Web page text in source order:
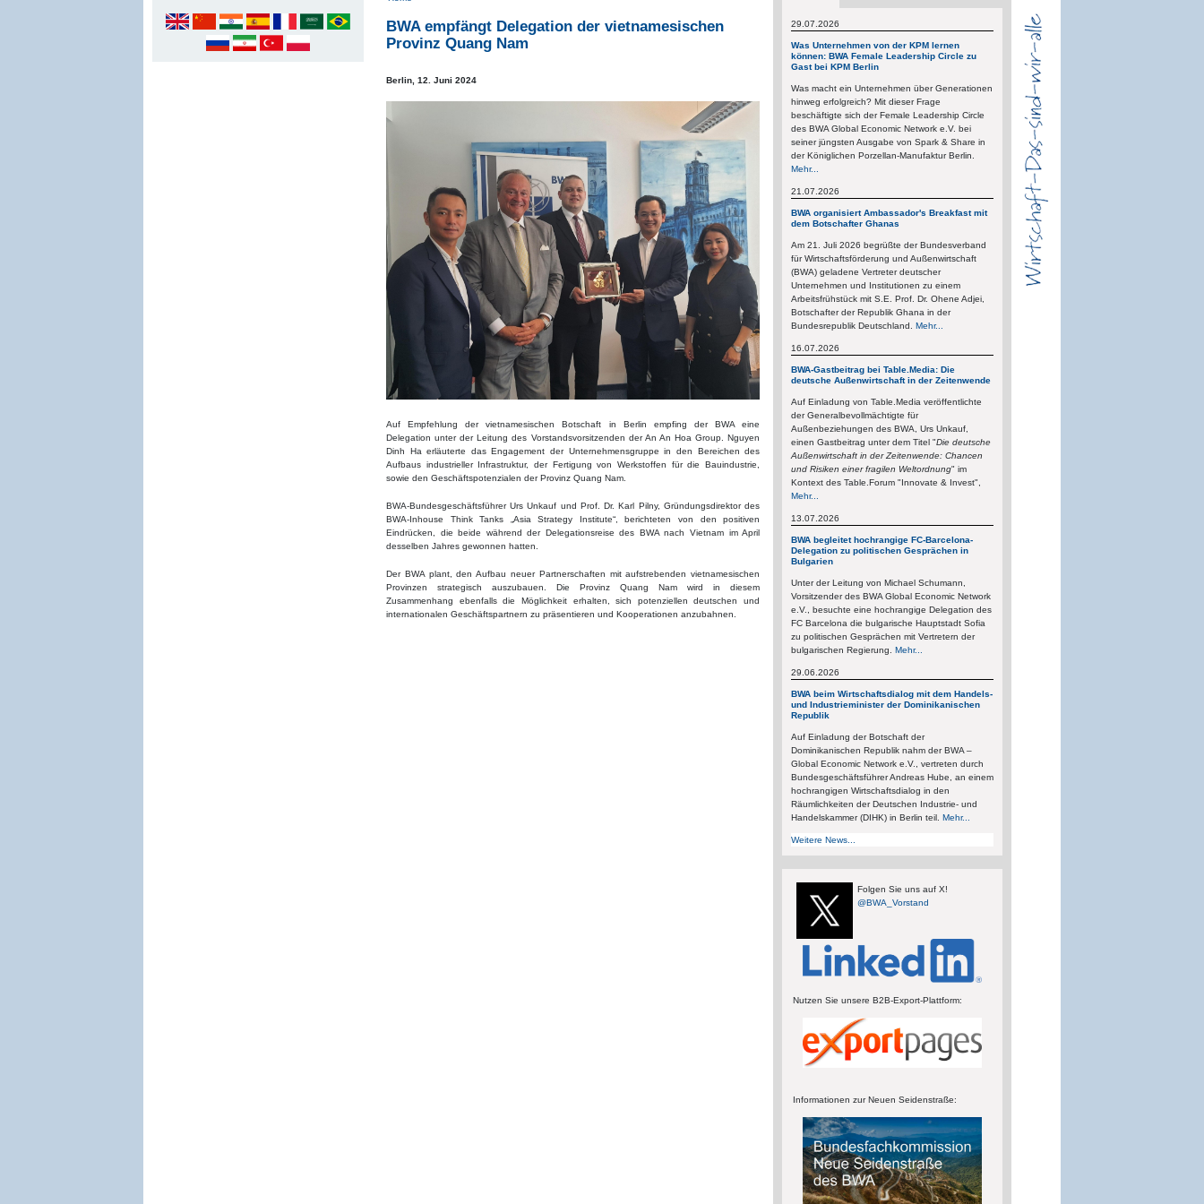
BWA empfängt Delegation der vietnamesischen
Provinz Quang Nam
Berlin, 12. Juni 2024
Auf Empfehlung der vietnamesischen Botschaft in Berlin empfing der BWA eine
Delegation unter der Leitung des Vorstandsvorsitzenden der An An Hoa Group. Nguyen
Dinh Ha erläuterte das Engagement der Unternehmensgruppe in den Bereichen des
Aufbaus industrieller Infrastruktur, der Fertigung von Werkstoffen für die Bauindustrie,
sowie den Geschäftspotenzialen der Provinz Quang Nam.
BWA-Bundesgeschäftsführer Urs Unkauf und Prof. Dr. Karl Pilny, Gründungsdirektor des
BWA-Inhouse Think Tanks „Asia Strategy Institute“, berichteten von den positiven
Eindrücken, die beide während der Delegationsreise des BWA nach Vietnam im April
desselben Jahres gewonnen hatten.
Der BWA plant, den Aufbau neuer Partnerschaften mit aufstrebenden vietnamesischen
Provinzen strategisch auszubauen. Die Provinz Quang Nam wird in diesem
Zusammenhang ebenfalls die Möglichkeit erhalten, sich potenziellen deutschen und
internationalen Geschäftspartnern zu präsentieren und Kooperationen anzubahnen.
29.07.2026
Was Unternehmen von der KPM lernen
können: BWA Female Leadership Circle zu
Gast bei KPM Berlin
Was macht ein Unternehmen über Generationen
hinweg erfolgreich? Mit dieser Frage
beschäftigte sich der Female Leadership Circle
des BWA Global Economic Network e.V. bei
seiner jüngsten Ausgabe von Spark & Share in
der Königlichen Porzellan-Manufaktur Berlin.
Mehr...
21.07.2026
BWA organisiert Ambassador's Breakfast mit
dem Botschafter Ghanas
Am 21. Juli 2026 begrüßte der Bundesverband
für Wirtschaftsförderung und Außenwirtschaft
(BWA) geladene Vertreter deutscher
Unternehmen und Institutionen zu einem
Arbeitsfrühstück mit S.E. Prof. Dr. Ohene Adjei,
Botschafter der Republik Ghana in der
Bundesrepublik Deutschland.Mehr...
16.07.2026
BWA-Gastbeitrag bei Table.Media: Die
deutsche Außenwirtschaft in der Zeitenwende
Auf Einladung von Table.Media veröffentlichte
der Generalbevollmächtigte für
Außenbeziehungen des BWA, Urs Unkauf,
einen Gastbeitrag unter dem Titel "Die deutsche
Außenwirtschaft in der Zeitenwende: Chancen
und Risiken einer fragilen Weltordnung" im
Kontext des Table.Forum "Innovate & Invest",
Mehr...
13.07.2026
BWA begleitet hochrangige FC-Barcelona-
Delegation zu politischen Gesprächen in
Bulgarien
Unter der Leitung von Michael Schumann,
Vorsitzender des BWA Global Economic Network
e.V., besuchte eine hochrangige Delegation des
FC Barcelona die bulgarische Hauptstadt Sofia
zu politischen Gesprächen mit Vertretern der
bulgarischen Regierung.Mehr...
29.06.2026
BWA beim Wirtschaftsdialog mit dem Handels-
und Industrieminister der Dominikanischen
Republik
Auf Einladung der Botschaft der
Dominikanischen Republik nahm der BWA –
Global Economic Network e.V., vertreten durch
Bundesgeschäftsführer Andreas Hube, an einem
hochrangigen Wirtschaftsdialog in den
Räumlichkeiten der Deutschen Industrie- und
Handelskammer (DIHK) in Berlin teil.Mehr...
Weitere News...
Folgen Sie uns auf X!
@BWA_Vorstand
Nutzen Sie unsere B2B-Export-Plattform:
Informationen zur Neuen Seidenstraße: